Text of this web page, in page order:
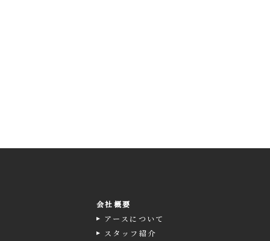
会社概要
アースについて
スタッフ紹介